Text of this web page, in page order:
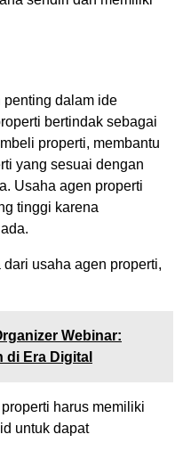
penting dalam ide
bertindak sebagai
properti, membantu
yang sesuai dengan
Usaha agen properti
tinggi karena
usaha agen properti,
Webinar:
di Era Digital
properti harus memiliki
untuk dapat